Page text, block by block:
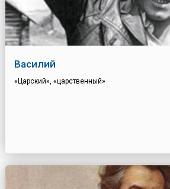
Василий
«Царский», «царственный»